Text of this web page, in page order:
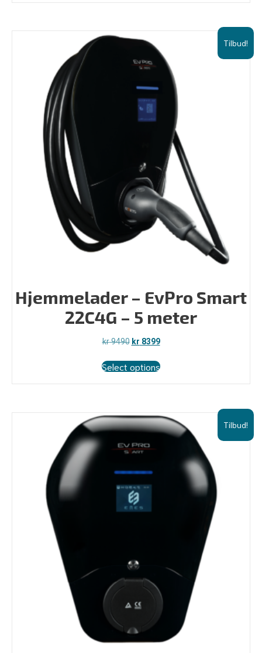
Tilbud!
Hjemmelader – EvPro Smart
22C4G – 5 meter
kr9490 Opprinnelig
var:
kr 8399Nåværende
er:
Select options
Tilbud!